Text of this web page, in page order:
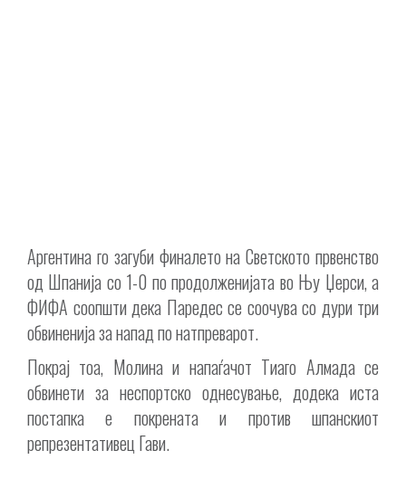
Аргентина го загуби финалето на Светското првенство
од Шпанија со 1-0 по продолженијата во Њу Џерси, а
ФИФА соопшти дека Паредес се соочува со дури три
обвиненија за напад по натпреварот.
Покрај тоа, Молина и напаѓачот Тиаго Алмада се
обвинети за неспортско однесување, додека иста
постапка е покрената и против шпанскиот
репрезентативец Гави.